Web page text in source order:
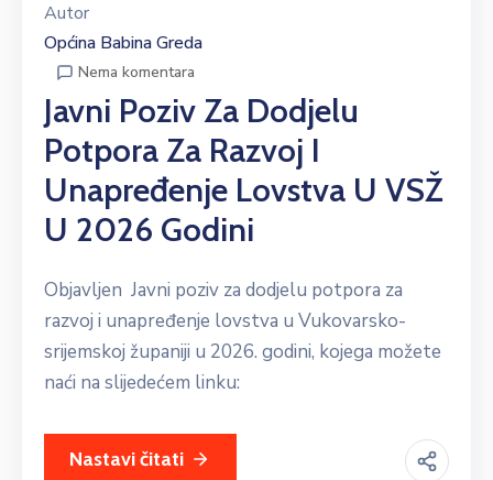
Autor
Općina Babina Greda
Nema komentara
Javni Poziv Za Dodjelu
Potpora Za Razvoj I
Unapređenje Lovstva U VSŽ
U 2026 Godini
Objavljen Javni poziv za dodjelu potpora za
razvoj i unapređenje lovstva u Vukovarsko-
srijemskoj županiji u 2026. godini, kojega možete
naći na slijedećem linku:
Nastavi čitati